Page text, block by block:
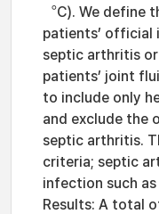
︒C). We
patients’ official
septic arthritis
patients’ joint
to include only
and exclude the
septic arthritis.
criteria; septic
infection such
Results: A total